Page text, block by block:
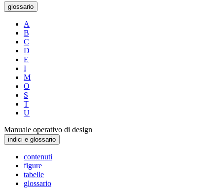
glossario
A
B
C
D
E
I
M
O
S
T
U
Manuale operativo di design
indici e glossario
contenuti
figure
tabelle
glossario